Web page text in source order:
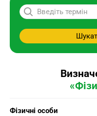
Фізичні особи